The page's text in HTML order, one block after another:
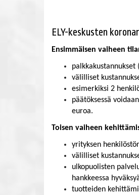
​​​​​​​ELY-keskusten
Ensimmäisen vaiheen
välilliset
esimerkiksi 2
päätöksessä
euroa.
Toisen vaiheen
yrityksen
välilliset
ulkopuolisten
hankkeessa
tuotteiden